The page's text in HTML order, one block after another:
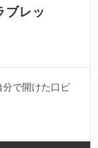
ブレッ
分で開けた口ピ